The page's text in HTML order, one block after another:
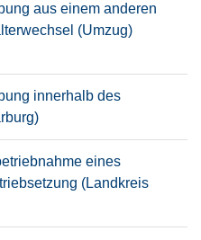
aus einem anderen
(Umzug)
innerhalb des
eines
(Landkreis